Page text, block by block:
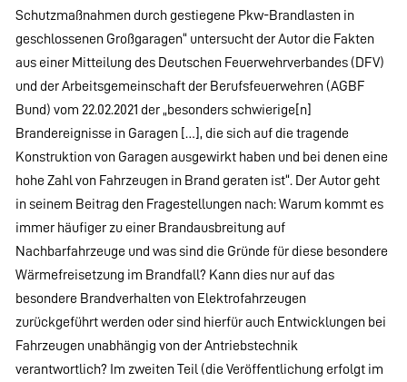
Schutzmaßnahmen durch gestiegene Pkw-Brandlasten in
geschlossenen Großgaragen“ untersucht der Autor die Fakten
aus einer Mitteilung des Deutschen Feuerwehrverbandes (DFV)
und der Arbeitsgemeinschaft der Berufsfeuerwehren (AGBF
Bund) vom 22.02.2021 der „besonders schwierige[n]
Brandereignisse in Garagen […], die sich auf die tragende
Konstruktion von Garagen ausgewirkt haben und bei denen eine
hohe Zahl von Fahrzeugen in Brand geraten ist“. Der Autor geht
in seinem Beitrag den Fragestellungen nach: Warum kommt es
immer häufiger zu einer Brandausbreitung auf
Nachbarfahrzeuge und was sind die Gründe für diese besondere
Wärmefreisetzung im Brandfall? Kann dies nur auf das
besondere Brandverhalten von Elektrofahrzeugen
zurückgeführt werden oder sind hierfür auch Entwicklungen bei
Fahrzeugen unabhängig von der Antriebstechnik
verantwortlich? Im zweiten Teil (die Veröffentlichung erfolgt im